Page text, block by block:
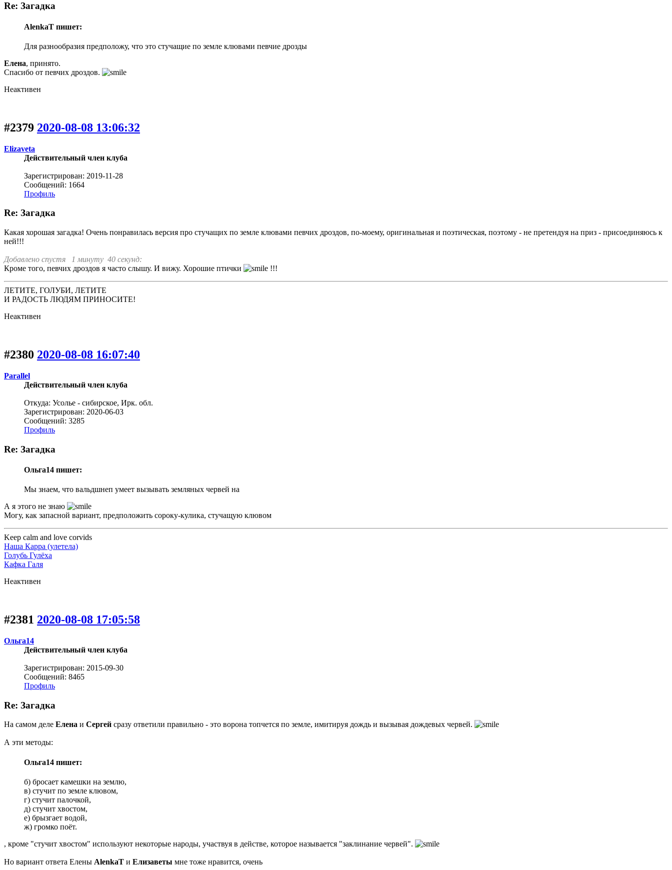
Re: Загадка
AlenkaT пишет:
Для разнообразия предположу, что это стучащие по земле клювами певчие дрозды
Елена, принято.
Спасибо от певчих дроздов.
Неактивен
#2379 2020-08-08 13:06:32
Elizaveta
Действительный член клуба
Зарегистрирован: 2019-11-28
Сообщений: 1664
Профиль
Re: Загадка
Какая хорошая загадка! Очень понравилась версия про стучащих по земле клювами певчих дроздов, по-моему, оригинальная и поэтическая, поэтому - не претендуя на приз - присоединяюсь к
ней!!!
Добавлено спустя 1 минуту 40 секунд:
Кроме того, певчих дроздов я часто слышу. И вижу. Хорошие птички
!!!
ЛЕТИТЕ, ГОЛУБИ, ЛЕТИТЕ
И РАДОСТЬ ЛЮДЯМ ПРИНОСИТЕ!
Неактивен
#2380 2020-08-08 16:07:40
Parallel
Действительный член клуба
Откуда: Усолье - сибирское, Ирк. обл.
Зарегистрирован: 2020-06-03
Сообщений: 3285
Профиль
Re: Загадка
Ольга14 пишет:
Мы знаем, что вальдшнеп умеет вызывать земляных червей на
А я этого не знаю
Могу, как запасной вариант, предположить сороку-кулика, стучащую клювом
Keep calm and love corvids
Наша Карра (улетела)
Голубь Гулёха
Кафка Галя
Неактивен
#2381 2020-08-08 17:05:58
Ольга14
Действительный член клуба
Зарегистрирован: 2015-09-30
Сообщений: 8465
Профиль
Re: Загадка
На самом деле Елена и Сергей сразу ответили правильно - это ворона топчется по земле, имитируя дождь и вызывая дождевых червей.
А эти методы:
Ольга14 пишет:
б) бросает камешки на землю,
в) стучит по земле клювом,
г) стучит палочкой,
д) стучит хвостом,
е) брызгает водой,
ж) громко поёт.
, кроме "стучит хвостом" используют некоторые народы, участвуя в действе, которое называется "заклинание червей".
Но вариант ответа Елены AlenkaT и Елизаветы мне тоже нравится, очень